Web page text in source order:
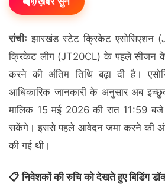
रांचीः झारखंड स्टेट क्रिकेट एसोसिएशन
क्रिकेट लीग (JT20CL) के पहले सीजन के
करने की अंतिम तिथि बढ़ा दी है।
आधिकारिक जानकारी के अनुसार अब
मालिक 15 मई 2026 की रात 11:59
सकेंगे। इससे पहले आवेदन जमा करने की
की गई थी।
📋 निवेशकों की रुचि को देखते हुए बिडिंग